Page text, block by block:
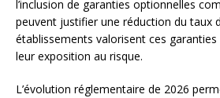
l’inclusion de garanties optionnelles
peuvent justifier une réduction du taux
établissements valorisent ces
leur exposition au risque.
L’évolution réglementaire de 2026